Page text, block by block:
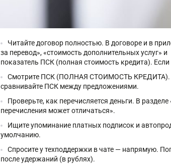
Читайте договор полностью. В договоре и в
за перевод», «стоимость дополнительных услуг» и
показатель ПСК (полная стоимость кредита).
Смотрите ПСК (ПОЛНАЯ СТОИМОСТЬ КРЕДИТА).
сравнивайте ПСК между предложениями.
Проверьте, как перечисляется деньги. В
перечисления может отличаться».
Ищите упоминание платных подписок и
умолчанию.
Спросите у техподдержки в чате — напрямую.
после удержаний (в рублях).